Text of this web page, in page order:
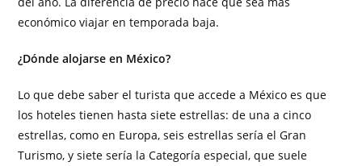
económico viajar en temporada baja.
¿Dónde alojarse en México?
Lo que debe saber el turista que accede a México es que
los hoteles tienen hasta siete estrellas: de una a cinco
estrellas, como en Europa, seis estrellas sería el Gran
Turismo, y siete sería la Categoría especial, que suele